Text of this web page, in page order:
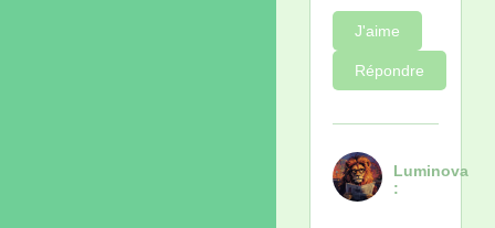
J'aime
Répondre
Luminova
: